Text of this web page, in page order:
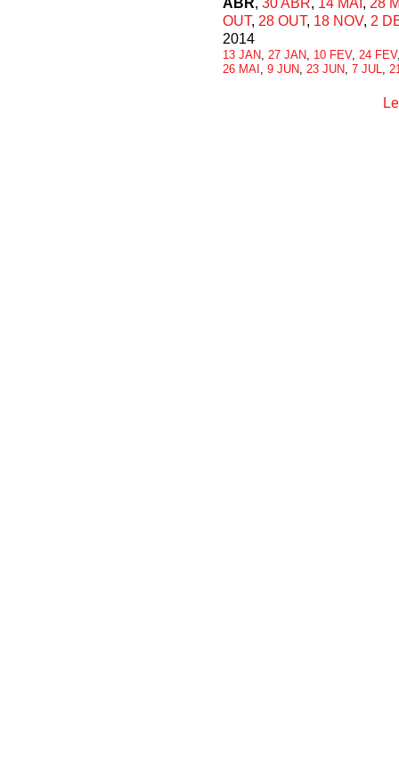
OUT, 28 OUT, 18 NOV, 2
2014
13 JAN 27 JAN 10 FEV, 24 FEV
26 MAI
9 JUN 23 JUN 7 JUL